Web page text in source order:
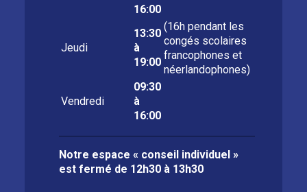
16:00
Jeudi
13:30
à
19:00
(16h pendant les
congés scolaires
francophones et
néerlandophones)
Vendredi
09:30
à
16:00
Notre espace « conseil individuel »
est fermé de 12h30 à 13h30